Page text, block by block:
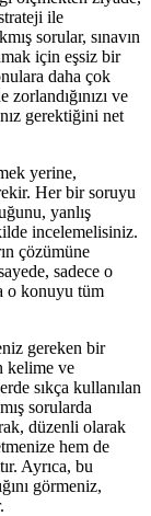
ile
sorular, sınavın
için eşsiz bir
daha çok
ve
gerektiğini net
yerine,
Her bir soruyu
yanlış
incelemelisiniz.
çözümüne
sadece o
o konuyu tüm
gereken bir
kelime ve
sıkça kullanılan
sorularda
düzenli olarak
hem de
Ayrıca, bu
görmeniz,